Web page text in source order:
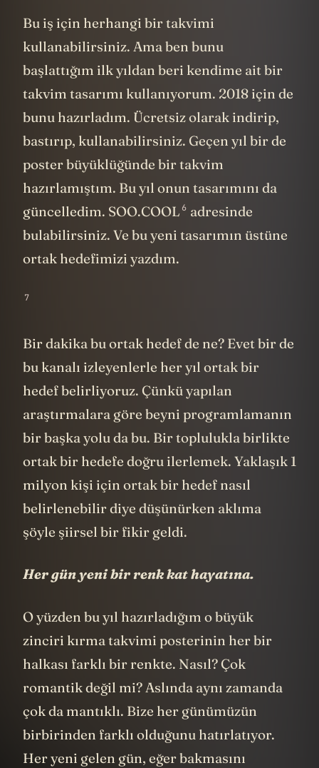
Bu iş için herhangi bir takvimi
kullanabilirsiniz. Ama ben bunu
başlattığım ilk yıldan beri kendime ait bir
takvim tasarımı kullanıyorum. 2018 için de
bunu hazırladım. Ücretsiz olarak indirip,
bastırıp, kullanabilirsiniz. Geçen yıl bir de
poster büyüklüğünde bir takvim
hazırlamıştım. Bu yıl onun tasarımını da
güncelledim. SOO.COOL6 adresinde
bulabilirsiniz. Ve bu yeni tasarımın üstüne
ortak hedefimizi yazdım.
7
Bir dakika bu ortak hedef de ne? Evet bir de
bu kanalı izleyenlerle her yıl ortak bir
hedef belirliyoruz. Çünkü yapılan
araştırmalara göre beyni programlamanın
bir başka yolu da bu. Bir toplulukla birlikte
ortak bir hedefe doğru ilerlemek. Yaklaşık 1
milyon kişi için ortak bir hedef nasıl
belirlenebilir diye düşünürken aklıma
şöyle şiirsel bir fikir geldi.
Her gün yeni bir renk kat hayatına.
O yüzden bu yıl hazırladığım o büyük
zinciri kırma takvimi posterinin her bir
halkası farklı bir renkte. Nasıl? Çok
romantik değil mi? Aslında aynı zamanda
çok da mantıklı. Bize her günümüzün
birbirinden farklı olduğunu hatırlatıyor.
Her yeni gelen gün, eğer bakmasını